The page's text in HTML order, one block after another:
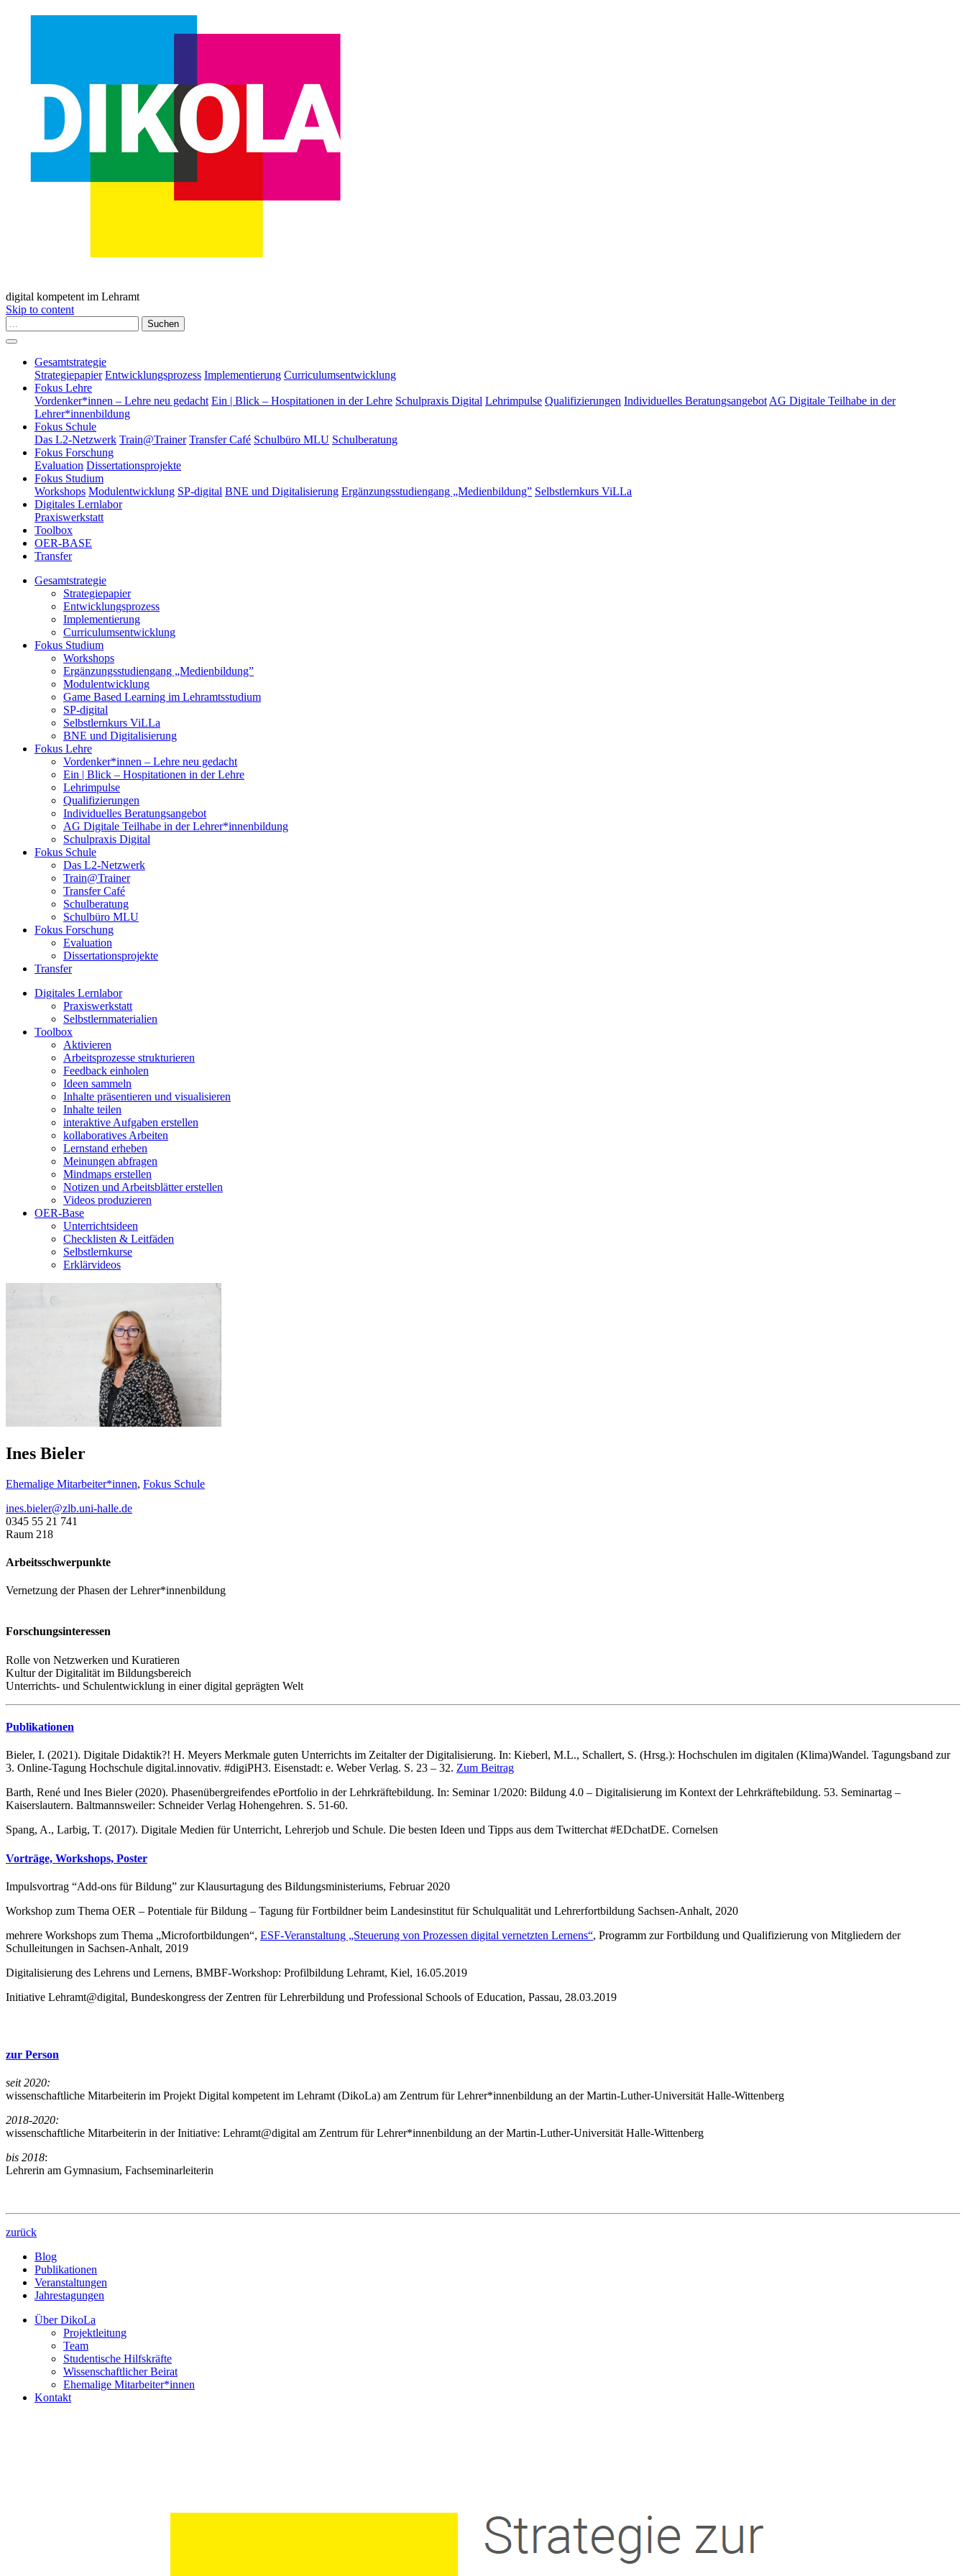
digital kompetent im Lehramt
Skip to content
Suchen
Gesamtstrategie
Strategiepapier Entwicklungsprozess Implementierung Curriculumsentwicklung
Fokus Lehre
Vordenker*innen – Lehre neu gedacht Ein | Blick – Hospitationen in der Lehre Schulpraxis Digital Lehrimpulse Qualifizierungen Individuelles Beratungsangebot AG Digitale Teilhabe in der
Lehrer*innenbildung
Fokus Schule
Das L2-Netzwerk Train@Trainer Transfer Café Schulbüro MLU Schulberatung
Fokus Forschung
Evaluation Dissertationsprojekte
Fokus Studium
Workshops Modulentwicklung SP-digital BNE und Digitalisierung Ergänzungsstudiengang „Medienbildung” Selbstlernkurs ViLLa
Digitales Lernlabor
Praxiswerkstatt
Toolbox
OER-BASE
Transfer
Gesamtstrategie
Strategiepapier
Entwicklungsprozess
Implementierung
Curriculumsentwicklung
Fokus Studium
Workshops
Ergänzungsstudiengang „Medienbildung”
Modulentwicklung
Game Based Learning im Lehramtsstudium
SP-digital
Selbstlernkurs ViLLa
BNE und Digitalisierung
Fokus Lehre
Vordenker*innen – Lehre neu gedacht
Ein | Blick – Hospitationen in der Lehre
Lehrimpulse
Qualifizierungen
Individuelles Beratungsangebot
AG Digitale Teilhabe in der Lehrer*innenbildung
Schulpraxis Digital
Fokus Schule
Das L2-Netzwerk
Train@Trainer
Transfer Café
Schulberatung
Schulbüro MLU
Fokus Forschung
Evaluation
Dissertationsprojekte
Transfer
Digitales Lernlabor
Praxiswerkstatt
Selbstlernmaterialien
Toolbox
Aktivieren
Arbeitsprozesse strukturieren
Feedback einholen
Ideen sammeln
Inhalte präsentieren und visualisieren
Inhalte teilen
interaktive Aufgaben erstellen
kollaboratives Arbeiten
Lernstand erheben
Meinungen abfragen
Mindmaps erstellen
Notizen und Arbeitsblätter erstellen
Videos produzieren
OER-Base
Unterrichtsideen
Checklisten & Leitfäden
Selbstlernkurse
Erklärvideos
Ines Bieler
Ehemalige Mitarbeiter*innen, Fokus Schule
ines.bieler@zlb.uni-halle.de
0345 55 21 741
Raum 218
Arbeitsschwerpunkte
Vernetzung der Phasen der Lehrer*innenbildung
Forschungsinteressen
Rolle von Netzwerken und Kuratieren
Kultur der Digitalität im Bildungsbereich
Unterrichts- und Schulentwicklung in einer digital geprägten Welt
Publikationen
Bieler, I. (2021). Digitale Didaktik?! H. Meyers Merkmale guten Unterrichts im Zeitalter der Digitalisierung. In: Kieberl, M.L., Schallert, S. (Hrsg.): Hochschulen im digitalen (Klima)Wandel. Tagungsband zur
3. Online-Tagung Hochschule digital.innovativ. #digiPH3. Eisenstadt: e. Weber Verlag. S. 23 – 32. Zum Beitrag
Barth, René und Ines Bieler (2020). Phasenübergreifendes ePortfolio in der Lehrkräftebildung. In: Seminar 1/2020: Bildung 4.0 – Digitalisierung im Kontext der Lehrkräftebildung. 53. Seminartag –
Kaiserslautern. Baltmannsweiler: Schneider Verlag Hohengehren. S. 51-60.
Spang, A., Larbig, T. (2017). Digitale Medien für Unterricht, Lehrerjob und Schule. Die besten Ideen und Tipps aus dem Twitterchat #EDchatDE. Cornelsen
Vorträge, Workshops, Poster
Impulsvortrag “Add-ons für Bildung” zur Klausurtagung des Bildungsministeriums, Februar 2020
Workshop zum Thema OER – Potentiale für Bildung – Tagung für Fortbildner beim Landesinstitut für Schulqualität und Lehrerfortbildung Sachsen-Anhalt, 2020
mehrere Workshops zum Thema „Microfortbildungen“, ESF-Veranstaltung „Steuerung von Prozessen digital vernetzten Lernens“, Programm zur Fortbildung und Qualifizierung von Mitgliedern der
Schulleitungen in Sachsen-Anhalt, 2019
Digitalisierung des Lehrens und Lernens, BMBF-Workshop: Profilbildung Lehramt, Kiel, 16.05.2019
Initiative Lehramt@digital, Bundeskongress der Zentren für Lehrerbildung und Professional Schools of Education, Passau, 28.03.2019
zur Person
seit 2020:
wissenschaftliche Mitarbeiterin im Projekt Digital kompetent im Lehramt (DikoLa) am Zentrum für Lehrer*innenbildung an der Martin-Luther-Universität Halle-Wittenberg
2018-2020:
wissenschaftliche Mitarbeiterin in der Initiative: Lehramt@digital am Zentrum für Lehrer*innenbildung an der Martin-Luther-Universität Halle-Wittenberg
bis 2018:
Lehrerin am Gymnasium, Fachseminarleiterin
zurück
Blog
Publikationen
Veranstaltungen
Jahrestagungen
Über DikoLa
Projektleitung
Team
Studentische Hilfskräfte
Wissenschaftlicher Beirat
Ehemalige Mitarbeiter*innen
Kontakt